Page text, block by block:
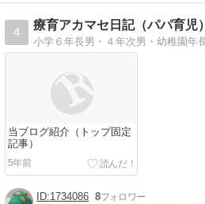
4
療育アカマセ日記（パパ育児）
当ブログ紹介（トップ固定
記事）
5年前
1734086 8